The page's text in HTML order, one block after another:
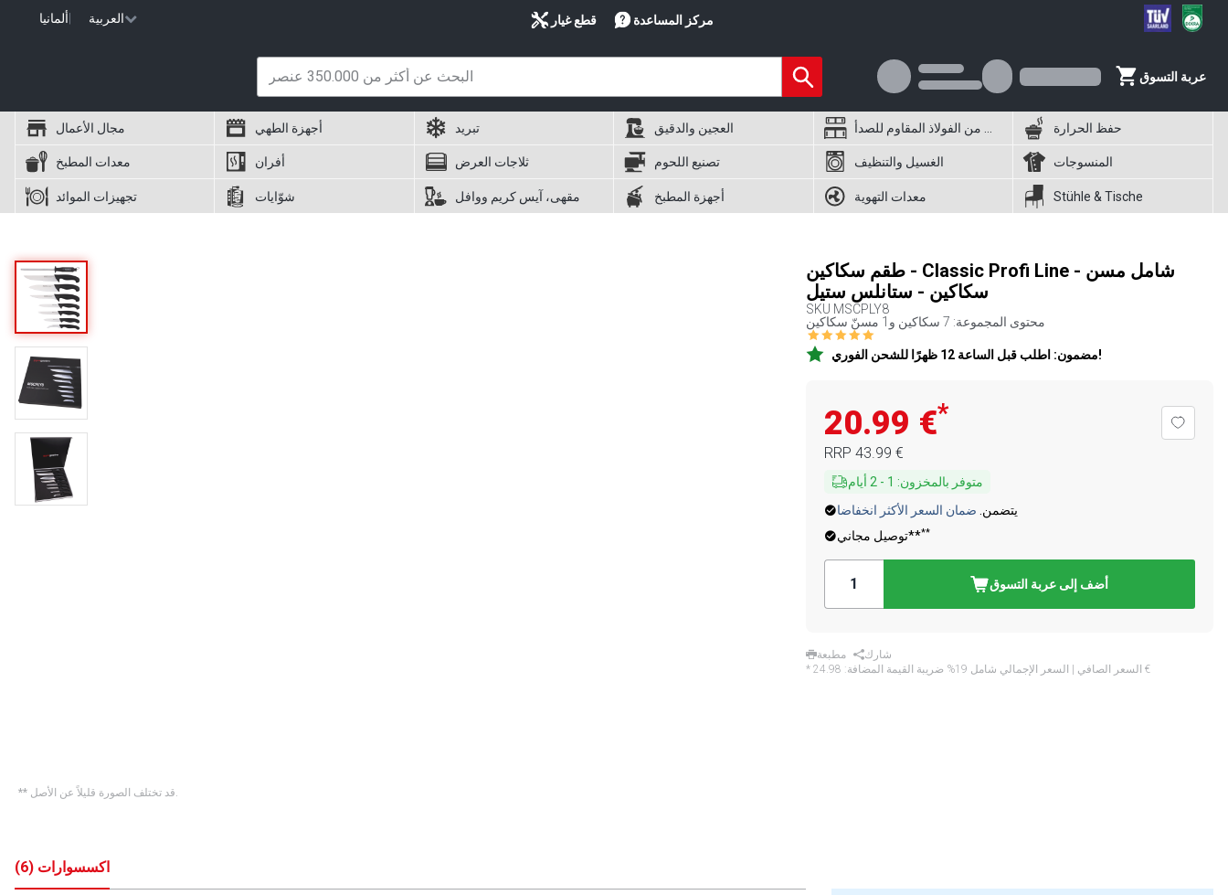
ألمانيا العربية قطع غيار مركز المساعدة
عربة التسوق
مجال الأعمال أجهزة الطهي تبريد العجين والدقيق حفظ الحرارة
معدات المطبخ أفران ثلاجات العرض تصنيع اللحوم الغسيل والتنظيف المنسوجات
تجهيزات الموائد شوّايات مقهى، آيس كريم ووافل أجهزة المطبخ معدات التهوية Stühle & Tische
** قد تختلف الصورة قليلاً عن الأصل.
طقم سكاكين - Classic Profi Line - شامل مسن
سكاكين - ستانلس ستيل
SKU MSCPLY8
محتوى المجموعة: 7 سكاكين و1 مسنّ سكاكين
مضمون: اطلب قبل الساعة 12 ظهرًا للشحن الفوري!
‏20.99 €*
RRP ‏43.99 €
متوفر بالمخزون:
1
-
2 أيام
يتضمن. ضمان السعر الأكثر انخفاضا
توصيل مجاني****
أضف إلى عربة التسوق
مطبعة
شارك
* السعر الصافي | السعر الإجمالي شامل 19% ضريبة القيمة المضافة: ‏24.98 €
اكسسوارات (
6
)